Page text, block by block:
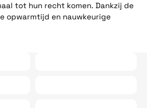
tot hun recht komen. Dankzij de
opwarmtijd en nauwkeurige